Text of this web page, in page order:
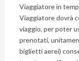
Viaggiatore in
Viaggiatore dovrà
viaggio, per poter
prenotati,
biglietti aerei)